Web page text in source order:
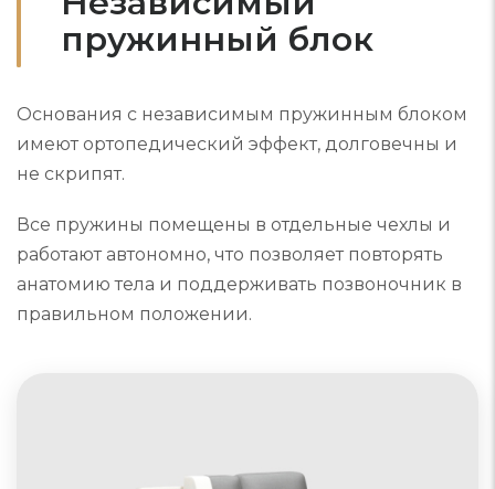
пружинный блок
Основания с независимым пружинным блоком
имеют ортопедический эффект, долговечны и
не скрипят.
Все пружины помещены в отдельные чехлы и
работают автономно, что позволяет повторять
анатомию тела и поддерживать позвоночник в
правильном положении.